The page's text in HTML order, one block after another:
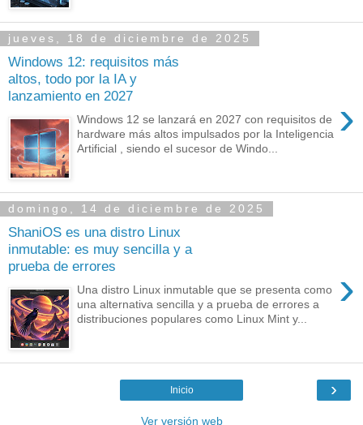
jueves, 18 de diciembre de 2025
Windows 12: requisitos más
altos, todo por la IA y
lanzamiento en 2027
›
Windows 12 se lanzará en 2027 con requisitos de
hardware más altos impulsados por la Inteligencia
Artificial , siendo el sucesor de Windo...
domingo, 14 de diciembre de 2025
ShaniOS es una distro Linux
inmutable: es muy sencilla y a
prueba de errores
›
Una distro Linux inmutable que se presenta como
una alternativa sencilla y a prueba de errores a
distribuciones populares como Linux Mint y...
›
Inicio
Ver versión web